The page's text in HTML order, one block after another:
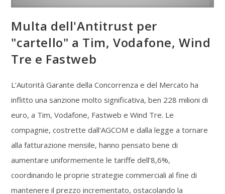
Multa dell'Antitrust per
"cartello" a Tim, Vodafone, Wind
Tre e Fastweb
L’Autorità Garante della Concorrenza e del Mercato ha
inflitto una sanzione molto significativa, ben 228 milioni di
euro, a Tim, Vodafone, Fastweb e Wind Tre. Le
compagnie, costrette dall'AGCOM e dalla legge a tornare
alla fatturazione mensile, hanno pensato bene di
aumentare uniformemente le tariffe dell'8,6%,
coordinando le proprie strategie commerciali al fine di
mantenere il prezzo incrementato, ostacolando la